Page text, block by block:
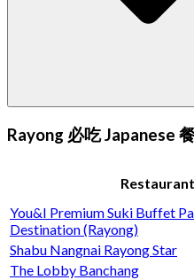
Rayong 必吃 Japanese
Restaurant
You&I Premium Suki Buffet
Destination (Rayong)
Shabu Nangnai Rayong Star
The Lobby Banchang